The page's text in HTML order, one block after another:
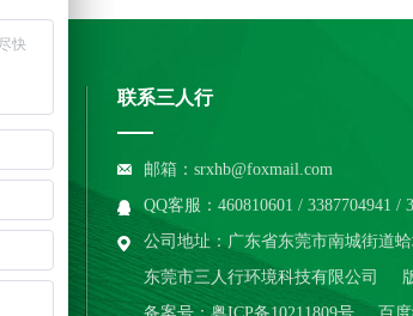
联系三人行
邮箱：srxhb@foxmail.com
QQ客服：460810601 / 3387704941 /
公司地址：广东省东莞市南城街道
东莞市三人行环境科技有限公司